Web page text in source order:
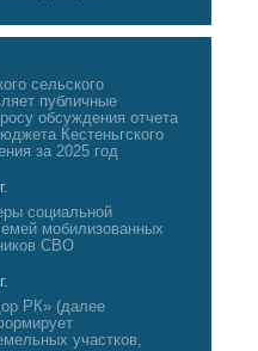
сельского
публичные
обсуждения отчета
Кестеньгского
за 2025 год
социальной
мобилизованных
СВО
РК» (далее
участков,